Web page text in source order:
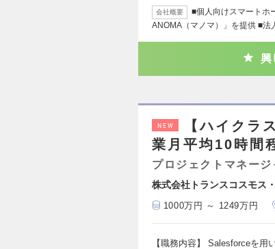
会社概要
■個人向けスマートホ
ANOMA（マノマ）」を提供 ■
興
NEW
【ハイク
業月平均10時間
プロジェクトマネー
株式会社トランスコスモス
1000万円 ～ 1249万円
【職務内容】 Salesforceを